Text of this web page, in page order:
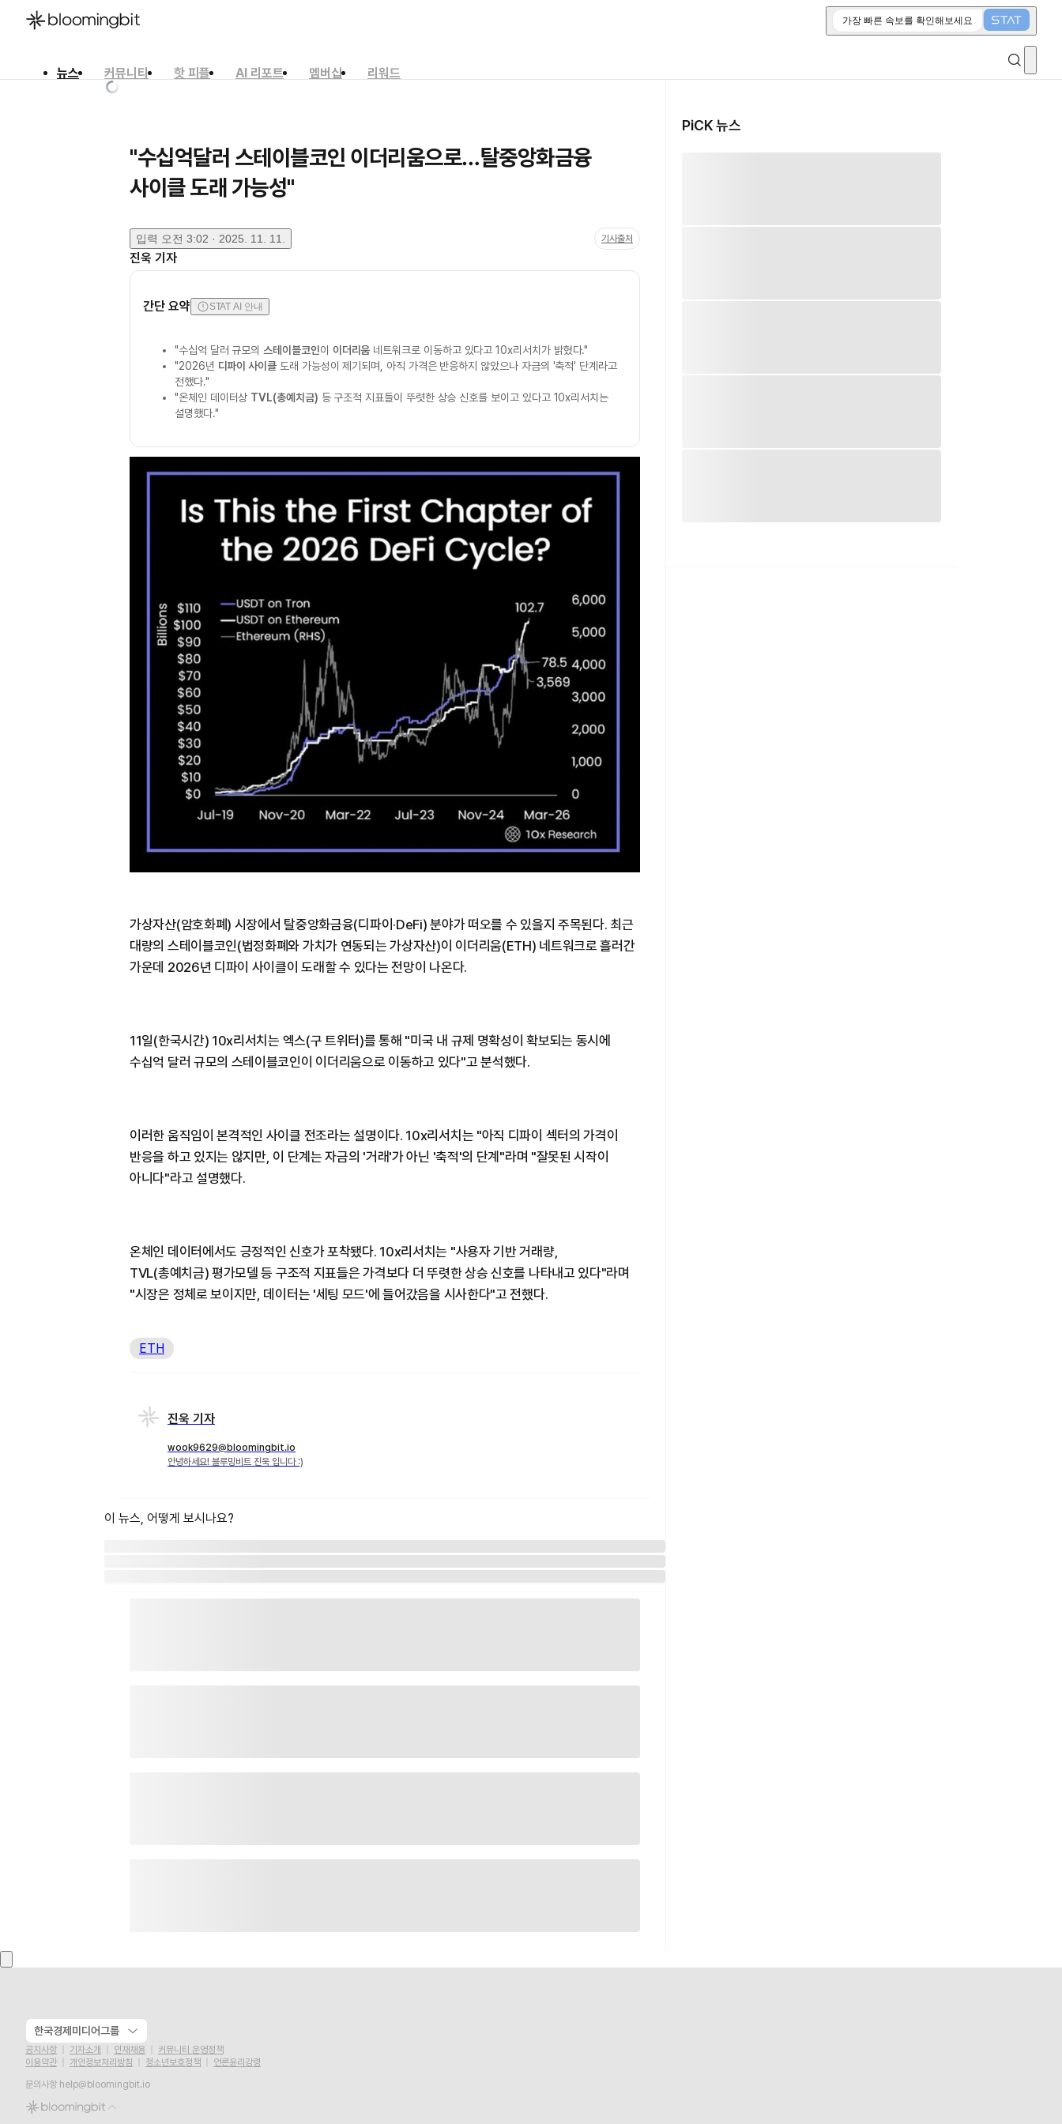
가장 빠른 속보를 확인해보세요
뉴스 커뮤니티 핫 피플 AI 리포트 멤버십
리워드
"수십억달러 스테이블코인 이더리움으로…탈중앙화금융
사이클 도래 가능성"
입력 오전 3:02 · 2025. 11. 11. 기사출처
진욱 기자
간단 요약 STAT AI 안내
"수십억 달러 규모의 스테이블코인이 이더리움 네트워크로 이동하고 있다고 10x리서치가 밝혔다."
"2026년 디파이 사이클 도래 가능성이 제기되며, 아직 가격은 반응하지 않았으나 자금의 '축적' 단계라고
전했다."
"온체인 데이터상 TVL(총예치금) 등 구조적 지표들이 뚜렷한 상승 신호를 보이고 있다고 10x리서치는
설명했다."
가상자산(암호화폐) 시장에서 탈중앙화금융(디파이·DeFi) 분야가 떠오를 수 있을지 주목된다. 최근
대량의 스테이블코인(법정화폐와 가치가 연동되는 가상자산)이 이더리움(ETH) 네트워크로 흘러간
가운데 2026년 디파이 사이클이 도래할 수 있다는 전망이 나온다.
11일(한국시간) 10x리서치는 엑스(구 트위터)를 통해 "미국 내 규제 명확성이 확보되는 동시에
수십억 달러 규모의 스테이블코인이 이더리움으로 이동하고 있다"고 분석했다.
이러한 움직임이 본격적인 사이클 전조라는 설명이다. 10x리서치는 "아직 디파이 섹터의 가격이
반응을 하고 있지는 않지만, 이 단계는 자금의 '거래'가 아닌 '축적'의 단계"라며 "잘못된 시작이
아니다"라고 설명했다.
온체인 데이터에서도 긍정적인 신호가 포착됐다. 10x리서치는 "사용자 기반 거래량,
TVL(총예치금) 평가모델 등 구조적 지표들은 가격보다 더 뚜렷한 상승 신호를 나타내고 있다"라며
"시장은 정체로 보이지만, 데이터는 '세팅 모드'에 들어갔음을 시사한다"고 전했다.
ETH
진욱 기자
wook9629@bloomingbit.io
안녕하세요! 블루밍비트 진욱 입니다 :)
이 뉴스, 어떻게 보시나요?
PiCK 뉴스
한국경제미디어그룹
공지사항 기자소개 인재채용
커뮤니티 운영정책
이용약관
개인정보처리방침 청소년보호정책
언론윤리강령
문의사항 help@bloomingbit.io